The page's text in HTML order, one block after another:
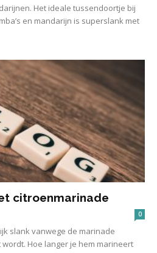
Het ideale tussendoortje bij
en mandarijn is superslank met
citroenmarinade
0
slank vanwege de marinade
Hoe langer je hem marineert